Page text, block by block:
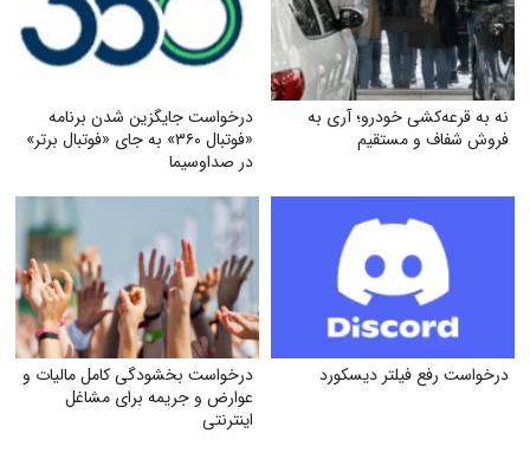
نه به قرعه‌کشی خودرو؛ آری به
فروش شفاف و مستقیم
درخواست جایگزین شدن برنامه
«فوتبال ۳۶۰» به جای «فوتبال برتر»
در صداوسیما
درخواست رفع فیلتر دیسکورد
درخواست بخشودگی کامل مالیات و
عوارض و جریمه برای مشاغل
اینترنتی